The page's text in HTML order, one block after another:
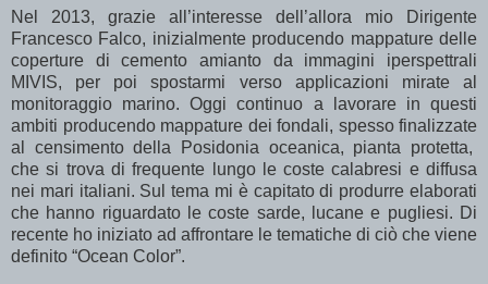
Nel 2013, grazie all’interesse dell’allora mio Dirigente
Francesco Falco, inizialmente producendo mappature delle
coperture di cemento amianto da immagini iperspettrali
MIVIS, per poi spostarmi verso applicazioni mirate al
monitoraggio marino. Oggi continuo a lavorare in questi
ambiti producendo mappature dei fondali, spesso finalizzate
al censimento della Posidonia oceanica, pianta protetta,
che si trova di frequente lungo le coste calabresi e diffusa
nei mari italiani. Sul tema mi è capitato di produrre elaborati
che hanno riguardato le coste sarde, lucane e pugliesi. Di
recente ho iniziato ad affrontare le tematiche di ciò che viene
definito “Ocean Color”.